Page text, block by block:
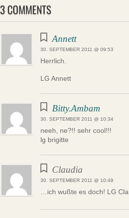
3 COMMENTS
Annett
30. SEPTEMBER 2011 @ 09:53
Herrlich.
LG Annett
Bitty.Ambam
30. SEPTEMBER 2011 @ 10:34
neeh, ne?!! sehr cool!!!
lg brigitte
Claudia
30. SEPTEMBER 2011 @ 10:49
…ich wußte es doch! LG